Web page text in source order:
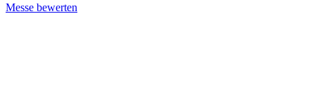
Messe bewerten